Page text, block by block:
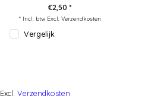
€2,50 *
* Incl. btw Excl. Verzendkosten
Vergelijk
Excl. Verzendkosten